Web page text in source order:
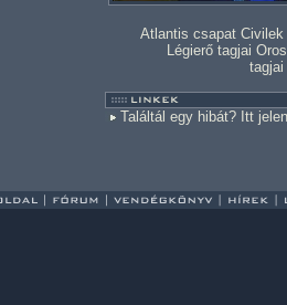
Atlantis csapat Civilek
Légierő tagjai
tagjai
Találtál egy hibát? Itt